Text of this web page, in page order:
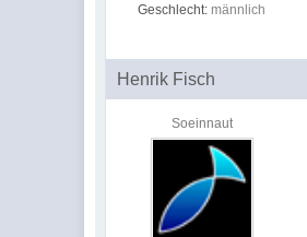
Geschlecht: männlich
Henrik Fisch
Soeinnaut